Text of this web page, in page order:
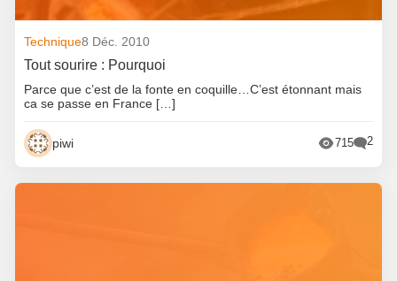
Technique8 Déc. 2010
Tout sourire : Pourquoi
Parce que c’est de la fonte en coquille…C’est étonnant mais
ca se passe en France […]
piwi 715 2